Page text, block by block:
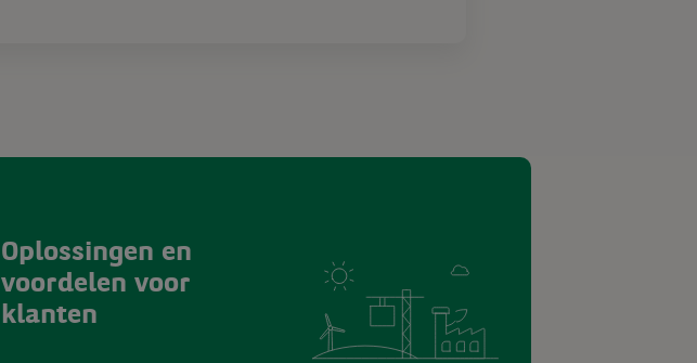
Oplossingen en
voordelen voor
klanten